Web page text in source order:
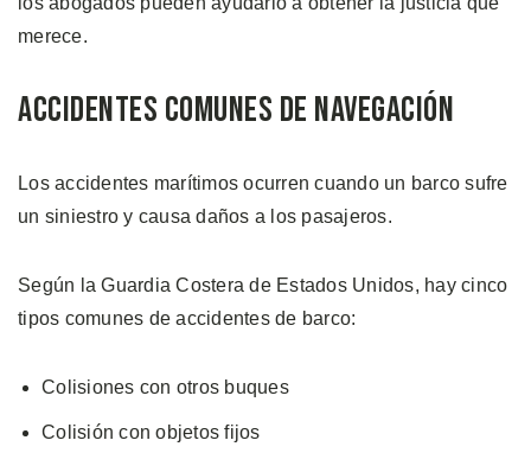
merece.
Accidentes Comunes de Navegación
Los accidentes marítimos ocurren cuando un barco sufre
un siniestro y causa daños a los pasajeros.
Según la Guardia Costera de Estados Unidos, hay cinco
tipos comunes de accidentes de barco:
Colisiones con otros buques
Colisión con objetos fijos